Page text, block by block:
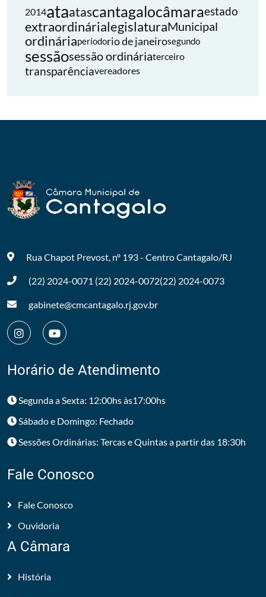
2014ataatascantagalocâmaraestado
extraordinárialegislaturaMunicipal
ordináriaperíodorio de janeirosegundo
sessãosessão ordináriaterceiro
transparênciavereadores
Rua Chapot Prevost, nº 193 - CentroCantagalo/RJ
(22) 2024-0071 (22) 2024-0072(22) 2024-0073
gabinete@cmcantagalo.rj.gov.br
Horário de Atendimento
Segunda a Sexta: 12:00hs às17:00hs
Sábado e Domingo: Fechado
Sessões Ordinárias: Tercas e Quintas a partir das 18:30h
Fale Conosco
Fale Conosco
Ouvidoria
A Câmara
História